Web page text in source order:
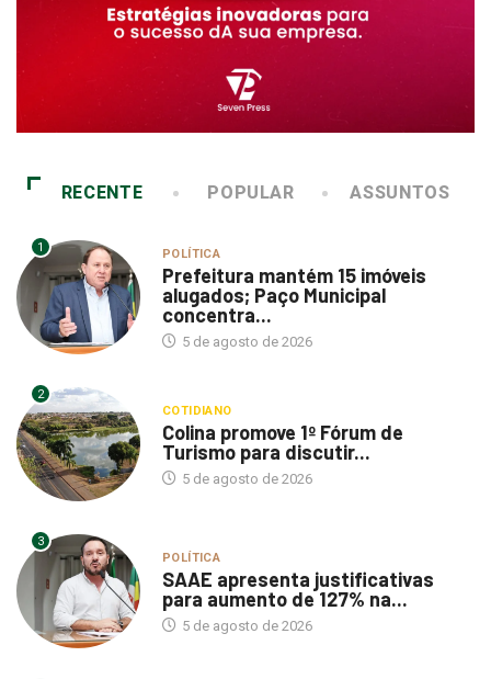
RECENTE POPULAR ASSUNTOS
1 POLÍTICA
Prefeitura mantém 15 imóveis
alugados; Paço Municipal
concentra...
5 de agosto de 2026
2
COTIDIANO
Colina promove 1º Fórum de
Turismo para discutir...
5 de agosto de 2026
3
POLÍTICA
SAAE apresenta justificativas
para aumento de 127% na...
5 de agosto de 2026